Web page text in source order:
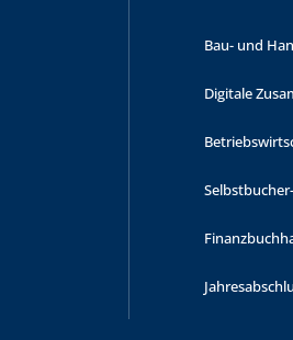
Bau- und
Digitale